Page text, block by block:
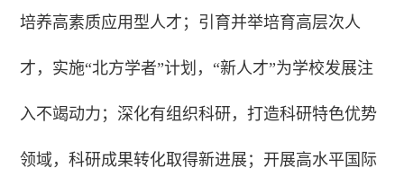
培养高素质应用型人才；引育并举培育高层次人
才，实施“北方学者”计划，“新人才”为学校发展注
入不竭动力；深化有组织科研，打造科研特色优势
领域，科研成果转化取得新进展；开展高水平国际